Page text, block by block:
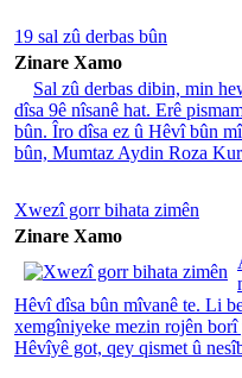
19 sal zû derbas bûn
Zinare Xamo
Sal zû derbas dibin, min
dîsa 9ê nîsanê hat. Erê
bûn. Îro dîsa ez û Hêvî bûn
bûn, Mumtaz Aydin Roza
Xwezî gorr bihata zimên
Zinare Xamo
Hêvî dîsa bûn mîvanê te. Li
xemgîniyeke mezin rojên
Hêvîyê got, qey qismet û